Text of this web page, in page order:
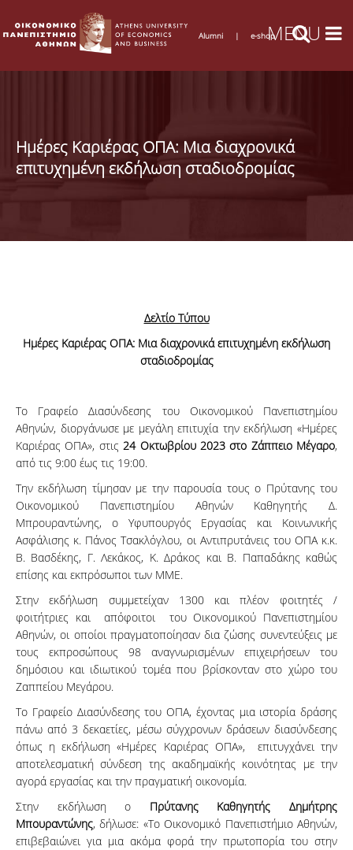
Alumni | e-shop
Ημέρες Καριέρας ΟΠΑ: Μια διαχρονικά
επιτυχημένη εκδήλωση σταδιοδρομίας
Δελτίο Τύπου
Ημέρες Καριέρας ΟΠΑ: Μια διαχρονικά επιτυχημένη εκδήλωση
σταδιοδρομίας
Το Γραφείο Διασύνδεσης του Οικονομικού Πανεπιστημίου
Αθηνών, διοργάνωσε με μεγάλη επιτυχία την εκδήλωση «Ημέρες
Καριέρας ΟΠΑ», στις24 Οκτωβρίου 2023 στο Ζάππειο Μέγαρο,
από τις 9:00 έως τις 19:00.
Την εκδήλωση τίμησαν με την παρουσία τους ο Πρύτανης του
Οικονομικού Πανεπιστημίου Αθηνών Καθηγητής Δ.
Μπρουραντώνης, ο Υφυπουργός Εργασίας και Κοινωνικής
Ασφάλισης κ. Πάνος Τσακλόγλου, οι Αντιπρυτάνεις του ΟΠΑ κ.κ.
Β. Βασδέκης, Γ. Λεκάκος, Κ. Δράκος και Β. Παπαδάκης καθώς
επίσης και εκπρόσωποι των ΜΜΕ.
Στην εκδήλωση συμμετείχαν 1300 και πλέον φοιτητές /
φοιτήτριες και απόφοιτοι του Οικονομικού Πανεπιστημίου
Αθηνών, οι οποίοι πραγματοποίησαν δια ζώσης συνεντεύξεις με
τους εκπροσώπους 98 αναγνωρισμένων επιχειρήσεων του
δημόσιου και ιδιωτικού τομέα που βρίσκονταν στο χώρο του
Ζαππείου Μεγάρου.
Το Γραφείο Διασύνδεσης του ΟΠΑ, έχοντας μια ιστορία δράσης
πάνω από 3 δεκαετίες, μέσω σύγχρονων δράσεων διασύνδεσης
όπως η εκδήλωση «Ημέρες Καριέρας ΟΠΑ», επιτυγχάνει την
αποτελεσματική σύνδεση της ακαδημαϊκής κοινότητας με την
αγορά εργασίας και την πραγματική οικονομία.
Στην εκδήλωση ο Πρύτανης Καθηγητής Δημήτρης
Μπουραντώνης, δήλωσε: «Το Οικονομικό Πανεπιστήμιο Αθηνών,
επιβεβαιώνει για μια ακόμα φορά την πρωτοπορία του στην